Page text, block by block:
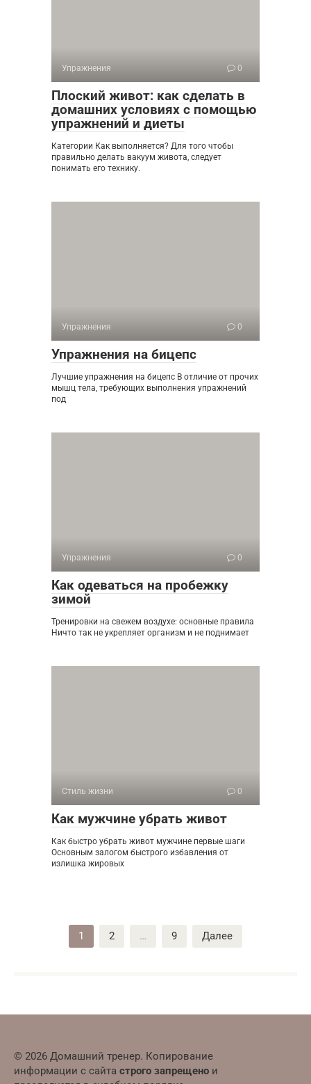
Упражнения 0
Плоский живот: как сделать в
домашних условиях с помощью
упражнений и диеты
Категории Как выполняется? Для того чтобы
правильно делать вакуум живота, следует
понимать его технику.
Упражнения 0
Упражнения на бицепс
Лучшие упражнения на бицепс В отличие от прочих
мышц тела, требующих выполнения упражнений
под
Упражнения 0
Как одеваться на пробежку
зимой
Тренировки на свежем воздухе: основные правила
Ничто так не укрепляет организм и не поднимает
Стиль жизни 0
Как мужчине убрать живот
Как быстро убрать живот мужчине первые шаги
Основным залогом быстрого избавления от
излишка жировых
1 2 … 9 Далее
© 2026 Домашний тренер. Копирование
информации с сайта строго запрещено и